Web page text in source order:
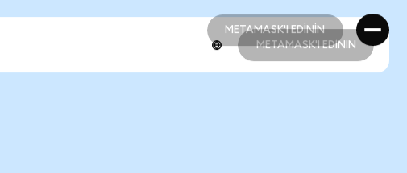
METAMASK'I EDİNİN
METAMASK'I EDİNİN
METAMASK'I EDİNİN